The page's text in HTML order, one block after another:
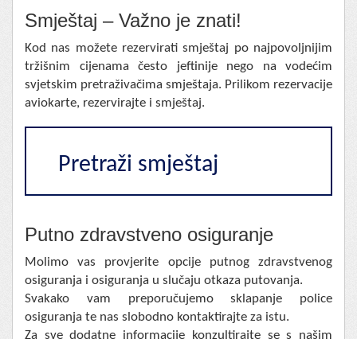
Smještaj – Važno je znati!
Kod nas možete rezervirati smještaj po najpovoljnijim
tržišnim cijenama često jeftinije nego na vodećim
svjetskim pretraživačima smještaja. Prilikom rezervacije
aviokarte, rezervirajte i smještaj.
Pretraži smještaj
Putno zdravstveno osiguranje
Molimo vas provjerite opcije putnog zdravstvenog
osiguranja i osiguranja u slučaju otkaza putovanja.
Svakako vam preporučujemo sklapanje police
osiguranja te nas slobodno kontaktirajte za istu.
Za sve dodatne informacije konzultirajte se s našim